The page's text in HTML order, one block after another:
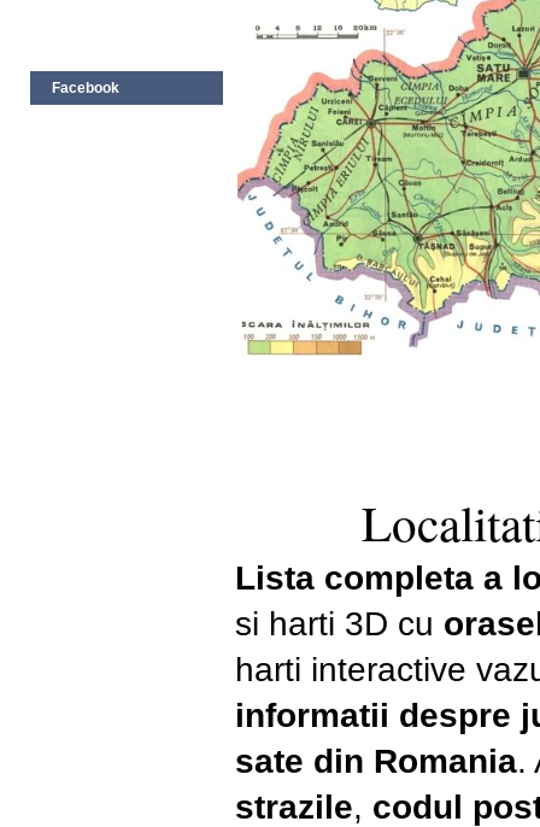
Facebook
Lista completa a
si harti 3D cu
harti interactive
informatii despre
sate din Romania.
strazile, codul